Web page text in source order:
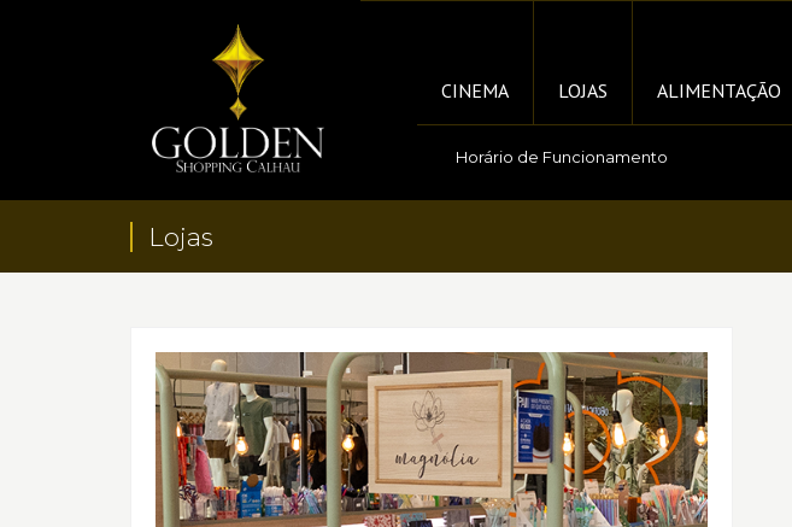
CINEMA LOJAS ALIMENTAÇÃO
Horário de Funcionamento
Lojas